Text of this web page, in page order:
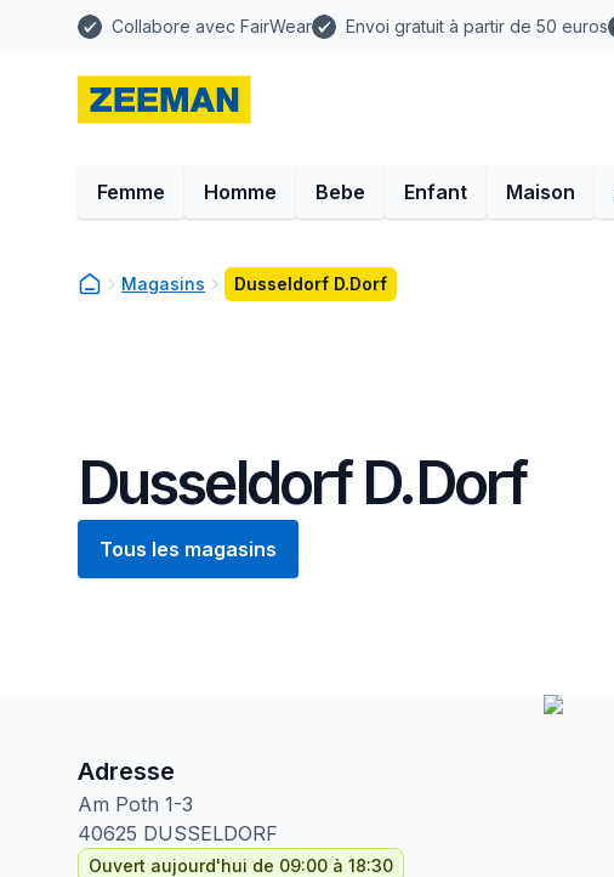
Collabore avec FairWear Envoi gratuit à partir de 50 euros
Femme Homme Bebe Enfant Maison
Magasins Dusseldorf D.Dorf
Dusseldorf D.Dorf
Tous les magasins
Adresse
Am Poth 1-3
40625 DUSSELDORF
Ouvert aujourd'hui de 09:00 à 18:30